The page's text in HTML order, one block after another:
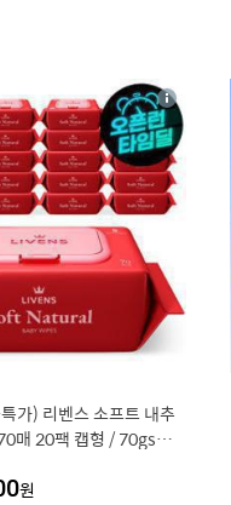
가) 리벤스 소프트 내추
매 20팩 캡형 / 70gsm
원
상
세